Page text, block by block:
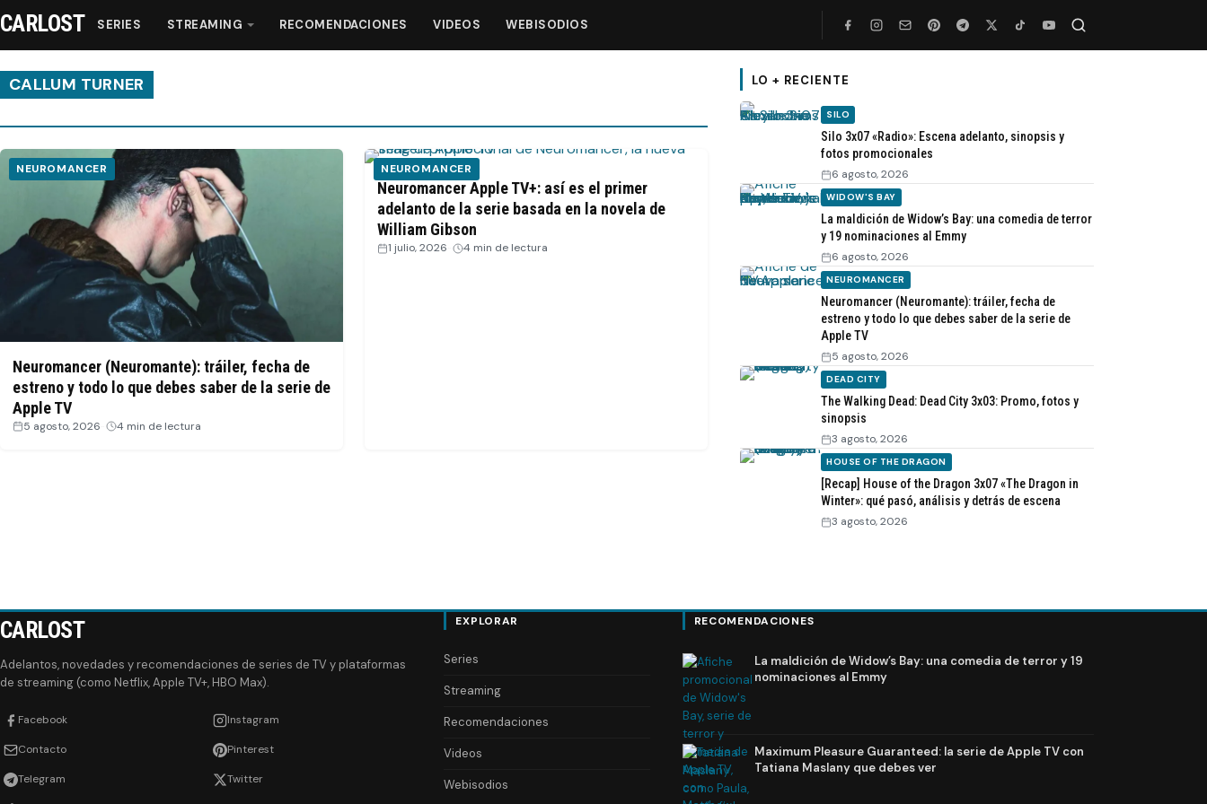
Streaming
Recomendaciones
Videos
CARLOST SERIES STREAMING RECOMENDACIONES VIDEOS WEBISODIOS
CALLUM TURNER
NEUROMANCER
Neuromancer (Neuromante): tráiler, fecha de
estreno y todo lo que debes saber de la serie de
Apple TV
5 agosto, 2026 4 min de lectura
NEUROMANCER
Neuromancer Apple TV+: así es el primer
adelanto de la serie basada en la novela de
William Gibson
1 julio, 2026 4 min de lectura
LO + RECIENTE
SILO
Silo 3x07 «Radio»: Escena adelanto, sinopsis y
fotos promocionales
6 agosto, 2026
WIDOW'S BAY
La maldición de Widow’s Bay: una comedia de terror
y 19 nominaciones al Emmy
6 agosto, 2026
NEUROMANCER
Neuromancer (Neuromante): tráiler, fecha de
estreno y todo lo que debes saber de la serie de
Apple TV
5 agosto, 2026
DEAD CITY
The Walking Dead: Dead City 3x03: Promo, fotos y
sinopsis
3 agosto, 2026
HOUSE OF THE DRAGON
[Recap] House of the Dragon 3x07 «The Dragon in
Winter»: qué pasó, análisis y detrás de escena
3 agosto, 2026
CARLOST
Adelantos, novedades y recomendaciones de series de TV y plataformas
de streaming (como Netflix, Apple TV+, HBO Max).
Facebook Instagram
Contacto Pinterest
Telegram Twitter
EXPLORAR
Series
Streaming
Recomendaciones
Videos
Webisodios
RECOMENDACIONES
La maldición de Widow’s Bay: una comedia de terror y 19
nominaciones al Emmy
Maximum Pleasure Guaranteed: la serie de Apple TV con
Tatiana Maslany que debes ver